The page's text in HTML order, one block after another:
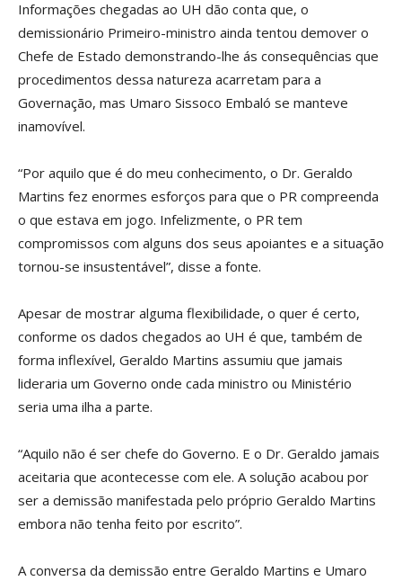
Informações chegadas ao UH dão conta que, o
demissionário Primeiro-ministro ainda tentou demover o
Chefe de Estado demonstrando-lhe ás consequências que
procedimentos dessa natureza acarretam para a
Governação, mas Umaro Sissoco Embaló se manteve
inamovível.
“Por aquilo que é do meu conhecimento, o Dr. Geraldo
Martins fez enormes esforços para que o PR compreenda
o que estava em jogo. Infelizmente, o PR tem
compromissos com alguns dos seus apoiantes e a situação
tornou-se insustentável”, disse a fonte.
Apesar de mostrar alguma flexibilidade, o quer é certo,
conforme os dados chegados ao UH é que, também de
forma inflexível, Geraldo Martins assumiu que jamais
lideraria um Governo onde cada ministro ou Ministério
seria uma ilha a parte.
“Aquilo não é ser chefe do Governo. E o Dr. Geraldo jamais
aceitaria que acontecesse com ele. A solução acabou por
ser a demissão manifestada pelo próprio Geraldo Martins
embora não tenha feito por escrito”.
A conversa da demissão entre Geraldo Martins e Umaro